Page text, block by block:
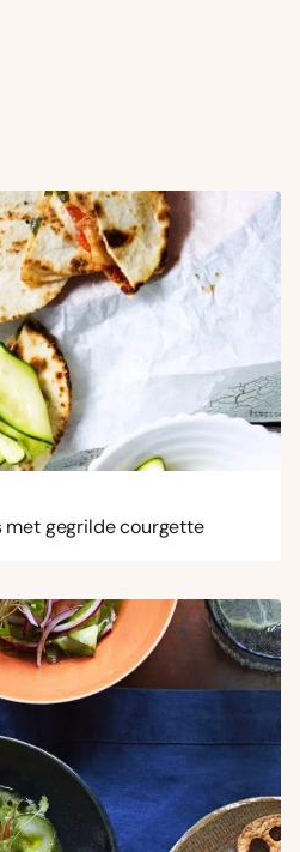
met gegrilde courgette